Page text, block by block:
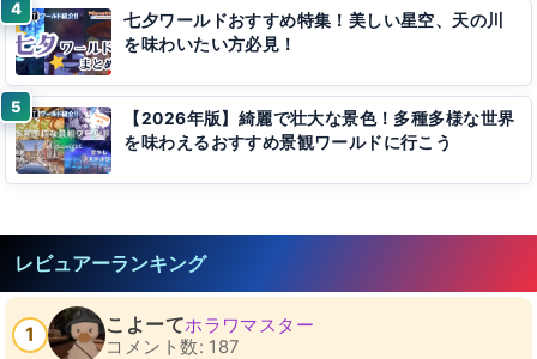
七夕ワールドおすすめ特集！美しい星空、天の川
を味わいたい方必見！
【2026年版】綺麗で壮大な景色！多種多様な世界
を味わえるおすすめ景観ワールドに行こう
レビュアーランキング
1 こよーてホラワマスター
コメント数: 187